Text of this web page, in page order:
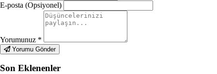
E-posta (Opsiyonel)
Yorumunuz *
Yorumu Gönder
Son Eklenenler